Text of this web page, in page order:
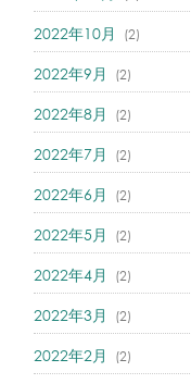
2022年10月 (2)
2022年9月 (2)
2022年8月 (2)
2022年7月 (2)
2022年6月 (2)
2022年5月 (2)
2022年4月 (2)
2022年3月 (2)
2022年2月 (2)